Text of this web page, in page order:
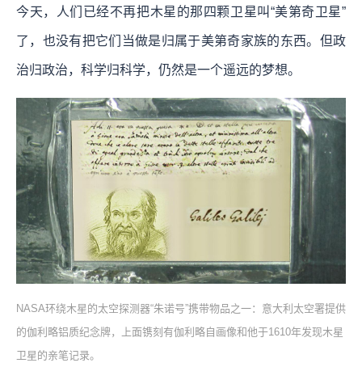
今天，人们已经不再把木星的那四颗卫星叫“美第奇卫星”
了，也没有把它们当做是归属于美第奇家族的东西。但政
治归政治，科学归科学，仍然是一个遥远的梦想。
NASA环绕木星的太空探测器“朱诺号”携带物品之一：意大利太空署提供
的伽利略铝质纪念牌，上面镌刻有伽利略自画像和他于1610年发现木星
卫星的亲笔记录。